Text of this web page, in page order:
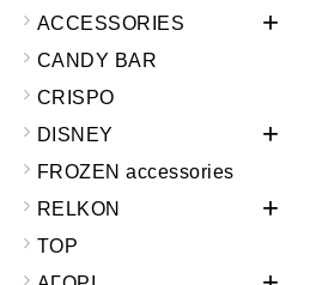
ACCESSORIES +
CANDY BAR
CRISPO
DISNEY
+
FROZEN accessories
RELKON
+
TOP